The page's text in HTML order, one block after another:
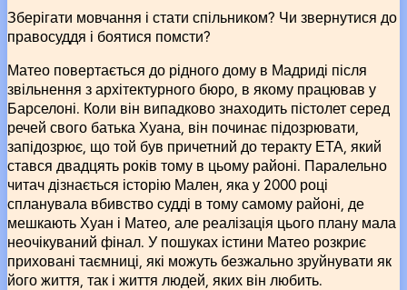
Зберігати мовчання і стати спільником? Чи звернутися до
правосуддя і боятися помсти?
Матео повертається до рідного дому в Мадриді після
звільнення з архітектурного бюро, в якому працював у
Барселоні. Коли він випадково знаходить пістолет серед
речей свого батька Хуана, він починає підозрювати,
запідозрює, що той був причетний до теракту ЕТА, який
стався двадцять років тому в цьому районі. Паралельно
читач дізнається історію Мален, яка у 2000 році
спланувала вбивство судді в тому самому районі, де
мешкають Хуан і Матео, але реалізація цього плану мала
неочікуваний фінал. У пошуках істини Матео розкриє
приховані таємниці, які можуть безжально зруйнувати як
його життя, так і життя людей, яких він любить.